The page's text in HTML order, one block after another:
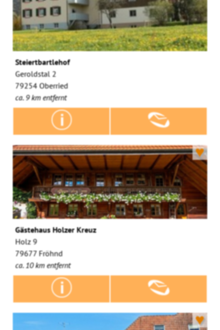
Steiertbartlehof
Geroldstal 2
79254 Oberried
ca. 9 km entfernt
♥
Gästehaus Holzer Kreuz
Holz 9
79677 Fröhnd
ca. 10 km entfernt
♥